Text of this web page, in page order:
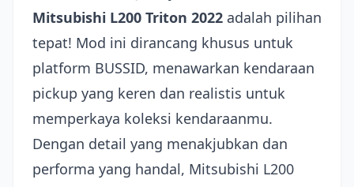
Mitsubishi L200 Triton 2022 adalah pilihan
tepat! Mod ini dirancang khusus untuk
platform BUSSID, menawarkan kendaraan
pickup yang keren dan realistis untuk
memperkaya koleksi kendaraanmu.
Dengan detail yang menakjubkan dan
performa yang handal, Mitsubishi L200